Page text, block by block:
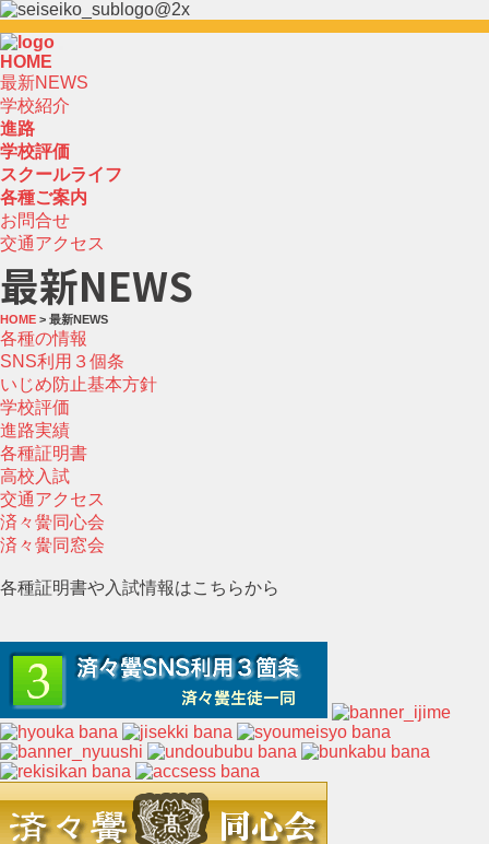
HOME
最新NEWS
学校紹介
進路
学校評価
スクールライフ
各種ご案内
お問合せ
交通アクセス
最新NEWS
HOME > 最新NEWS
各種の情報
SNS利用３個条
いじめ防止基本方針
学校評価
進路実績
各種証明書
高校入試
交通アクセス
済々黌同心会
済々黌同窓会
各種証明書や入試情報はこちらから